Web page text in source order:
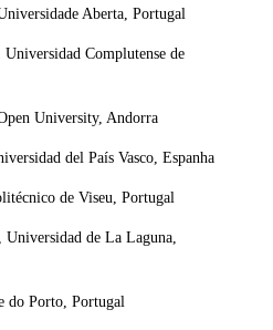
Aberta, Portugal
Complutense de
University, Andorra
del País Vasco, Espanha
de Viseu, Portugal
Universidad de La Laguna,
do Porto, Portugal